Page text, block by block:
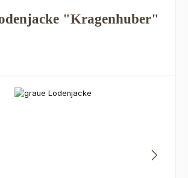
"Kragenhuber"